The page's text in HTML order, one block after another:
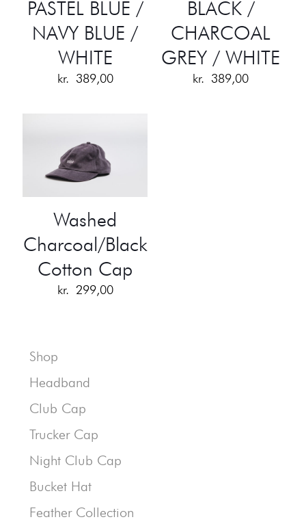
PASTEL BLUE /
NAVY BLUE /
WHITE
kr. 389,00
BLACK /
CHARCOAL
GREY / WHITE
kr. 389,00
Washed
Charcoal/Black
Cotton Cap
kr. 299,00
Shop
Headband
Club Cap
Trucker Cap
Night Club Cap
Bucket Hat
Feather Collection